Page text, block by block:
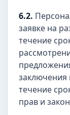
6.2.
заявке на
течение
заключения
течение
прав и